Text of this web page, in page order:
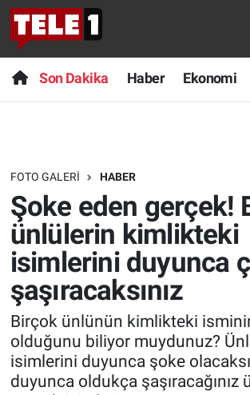
Son Dakika Haber Ekonomi
FOTO GALERI HABER
Şoke eden gerçek!
ünlülerin kimlikteki
isimlerini duyunca
şaşıracaksınız
Birçok ünlünün kimlikteki
olduğunu biliyor muydunuz?
isimlerini duyunca şoke
duyunca oldukça şaşıracağınız
Anında Manşet
Başka Sohbetler
Bilim turu
Bilim ve Teknoloji Evreni
Doğa Konuşuyor
Dünya
Ege Saati
Ege'den Esintiler
Son Dakika
Haber
Dünya
Teknoloji
Sağlık
Spor
Yayın Akışı
İletişim
Nöbetçi Eczaneler
Hava Durumu
Trafik Durumu
Süper Lig Puan Durumu ve Fikstür
Tüm Manşetler
Son Dakika Haberleri
Haber Arşivi